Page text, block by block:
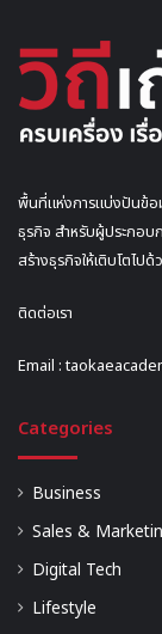
พื้นที่แห่งการแบ่งปันข้อ
ธุรกิจ สำหรับผู้ประกอบ
สร้างธุรกิจให้เติบโตไป
ติดต่อเรา
Email :
Categories
Business
Sales &
Digital Tech
Lifestyle